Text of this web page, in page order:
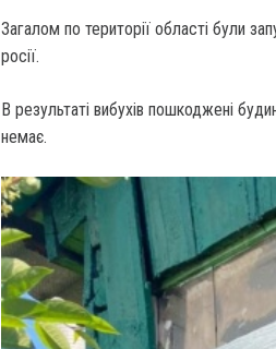
Загалом по території області були
росії.
В результаті вибухів пошкоджені
немає.